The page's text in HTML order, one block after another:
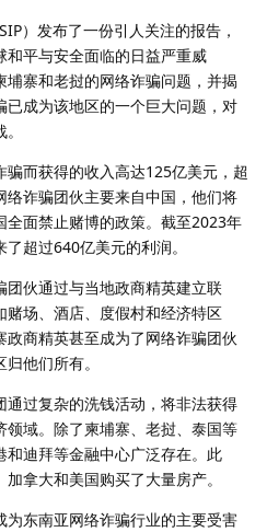
）发布了一份引人关注的报告，
平与安全面临的日益严重威
寨和老挝的网络诈骗问题，并揭
成为该地区的一个巨大问题，对
而获得的收入高达125亿美元，超
络诈骗团伙主要来自中国，他们将
全面禁止赌博的政策。截至2023年
超过640亿美元的利润。
伙通过与当地政商精英建立联
场、酒店、度假村和经济特区
商精英甚至成为了网络诈骗团伙
他们所有。
过复杂的洗钱活动，将非法获得
域。除了柬埔寨、老挝、泰国等
迪拜等金融中心广泛存在。此
拿大和美国购买了大量房产。
东南亚网络诈骗行业的主要受害